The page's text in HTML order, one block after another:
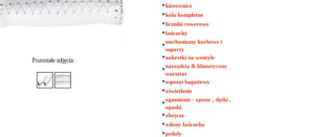
Pozostałe zdjęcia:
kierownice
koła kompletne
liczniki rowerowe
łańcuchy
mechanizmy korbowe i
suporty
nakretki na wentyle
narzędzia & klimatyczny
warsztat
osprzęt bagażowy
oświetlenie
ogumienie - opony , dętki ,
opaski
obręcze
osłony łańcucha
pedały